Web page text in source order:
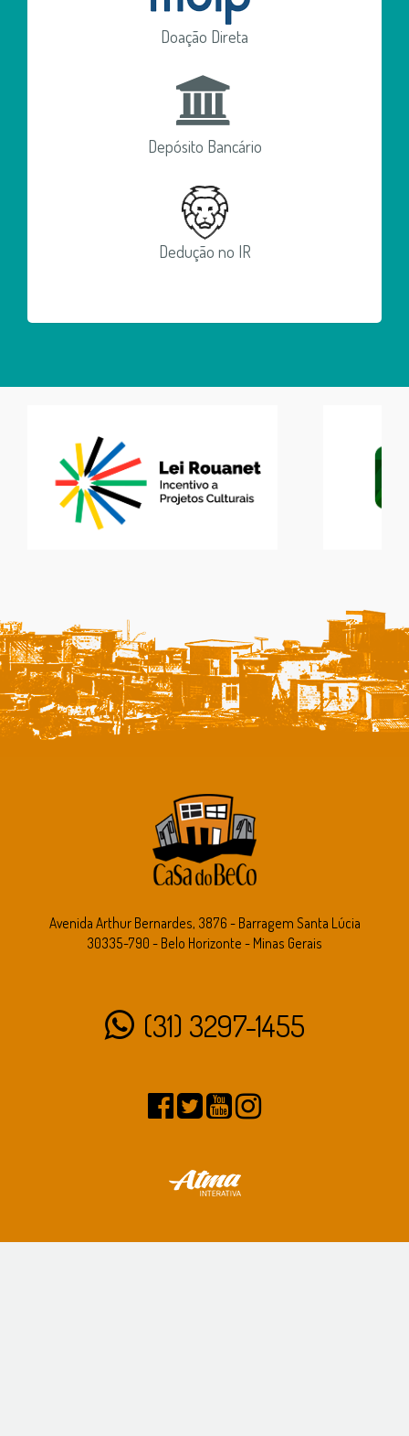
Doação Direta
Depósito Bancário
Dedução no IR
Avenida Arthur Bernardes, 3876 - Barragem Santa Lúcia
30335-790 - Belo Horizonte - Minas Gerais
(31) 3297-1455